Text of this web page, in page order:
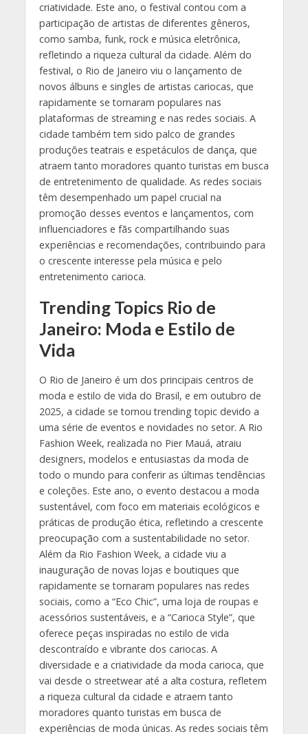
criatividade. Este ano, o festival contou com a
participação de artistas de diferentes gêneros,
como samba, funk, rock e música eletrônica,
refletindo a riqueza cultural da cidade. Além do
festival, o Rio de Janeiro viu o lançamento de
novos álbuns e singles de artistas cariocas, que
rapidamente se tornaram populares nas
plataformas de streaming e nas redes sociais. A
cidade também tem sido palco de grandes
produções teatrais e espetáculos de dança, que
atraem tanto moradores quanto turistas em busca
de entretenimento de qualidade. As redes sociais
têm desempenhado um papel crucial na
promoção desses eventos e lançamentos, com
influenciadores e fãs compartilhando suas
experiências e recomendações, contribuindo para
o crescente interesse pela música e pelo
entretenimento carioca.
Trending Topics Rio de
Janeiro: Moda e Estilo de
Vida
O Rio de Janeiro é um dos principais centros de
moda e estilo de vida do Brasil, e em outubro de
2025, a cidade se tornou trending topic devido a
uma série de eventos e novidades no setor. A Rio
Fashion Week, realizada no Pier Mauá, atraiu
designers, modelos e entusiastas da moda de
todo o mundo para conferir as últimas tendências
e coleções. Este ano, o evento destacou a moda
sustentável, com foco em materiais ecológicos e
práticas de produção ética, refletindo a crescente
preocupação com a sustentabilidade no setor.
Além da Rio Fashion Week, a cidade viu a
inauguração de novas lojas e boutiques que
rapidamente se tornaram populares nas redes
sociais, como a “Eco Chic”, uma loja de roupas e
acessórios sustentáveis, e a “Carioca Style”, que
oferece peças inspiradas no estilo de vida
descontraído e vibrante dos cariocas. A
diversidade e a criatividade da moda carioca, que
vai desde o streetwear até a alta costura, refletem
a riqueza cultural da cidade e atraem tanto
moradores quanto turistas em busca de
experiências de moda únicas. As redes sociais têm